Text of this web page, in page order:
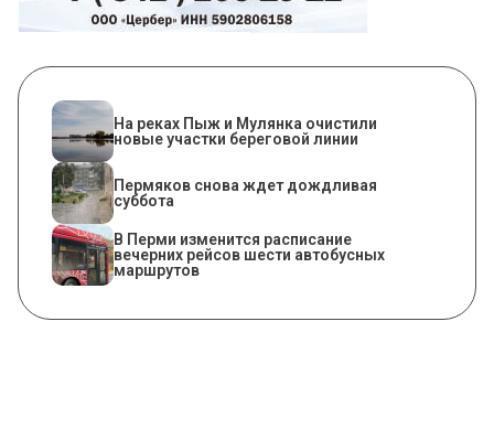
На реках Пыж и Мулянка очистили
новые участки береговой линии
Пермяков снова ждет дождливая
суббота
​В Перми изменится расписание
вечерних рейсов шести автобусных
маршрутов